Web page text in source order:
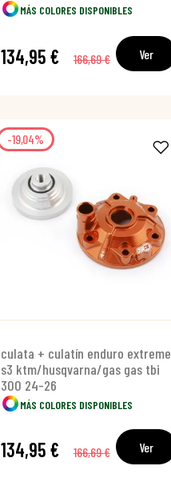
MÁS COLORES DISPONIBLES
134,95 € 166,69 € Ver
-19,04%
culata + culatín enduro extreme
s3 ktm/husqvarna/gas gas tbi
300 24-26
MÁS COLORES DISPONIBLES
134,95 € 166,69 € Ver